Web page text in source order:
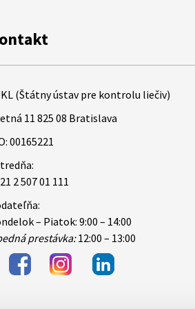
(Štátny ústav pre kontrolu liečiv)
11 825 08 Bratislava
00165221
2 507 01 111
– Piatok: 9:00 – 14:00
prestávka:12:00 – 13:00